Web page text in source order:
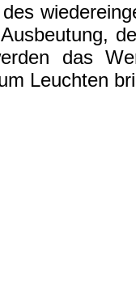
das
Leuchten